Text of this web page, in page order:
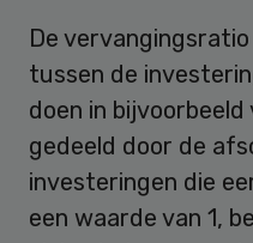
De
tussen de
doen in
gedeeld door de
investeringen die
een waarde van 1,